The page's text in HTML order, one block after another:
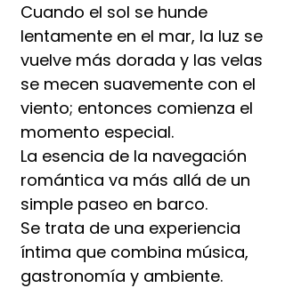
Cuando el sol se hunde
lentamente en el mar, la luz se
vuelve más dorada y las velas
se mecen suavemente con el
viento; entonces comienza el
momento especial.
La esencia de la navegación
romántica va más allá de un
simple paseo en barco.
Se trata de una experiencia
íntima que combina música,
gastronomía y ambiente.